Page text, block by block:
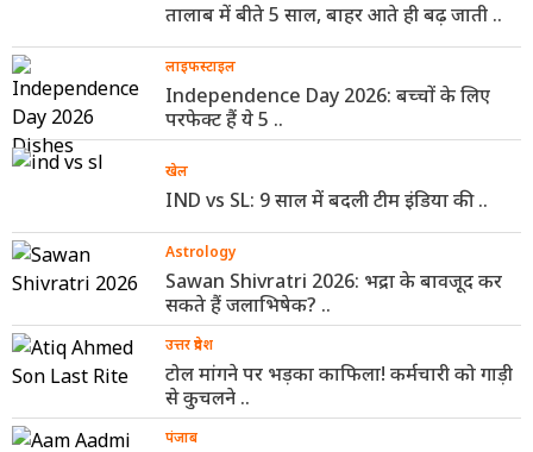
तालाब में बीते 5 साल, बाहर आते ही बढ़ जाती ..
लाइफस्टाइल
Independence Day 2026: बच्चों के लिए
परफेक्ट हैं ये 5 ..
खेल
IND vs SL: 9 साल में बदली टीम इंडिया की ..
Astrology
Sawan Shivratri 2026: भद्रा के बावजूद कर
सकते हैं जलाभिषेक? ..
उत्तर प्रदेश
टोल मांगने पर भड़का काफिला! कर्मचारी को गाड़ी
से कुचलने ..
पंजाब